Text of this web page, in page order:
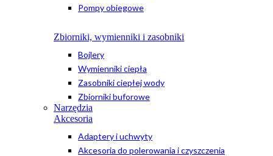
Pompy obiegowe
Zbiorniki, wymienniki i zasobniki
Bojlery
Wymienniki ciepła
Zasobniki ciepłej wody
Zbiorniki buforowe
Narzędzia
Akcesoria
Adaptery i uchwyty
Akcesoria do polerowania i czyszczenia